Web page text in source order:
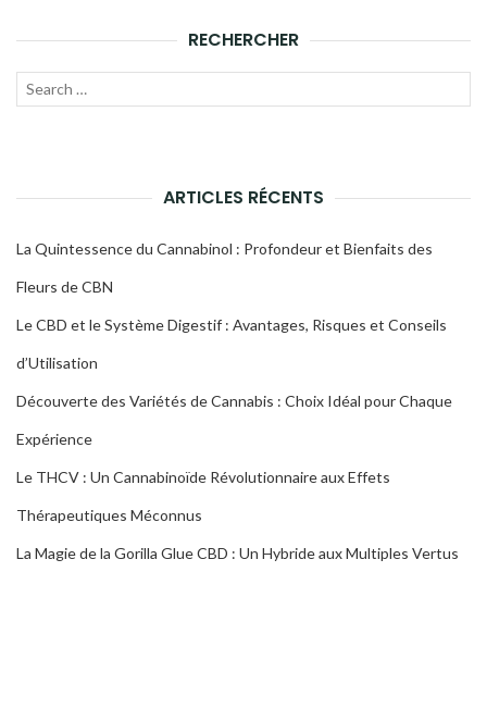
RECHERCHER
Recherche
ARTICLES RÉCENTS
La Quintessence du Cannabinol : Profondeur et Bienfaits des
Fleurs de CBN
Le CBD et le Système Digestif : Avantages, Risques et Conseils
d’Utilisation
Découverte des Variétés de Cannabis : Choix Idéal pour Chaque
Expérience
Le THCV : Un Cannabinoïde Révolutionnaire aux Effets
Thérapeutiques Méconnus
La Magie de la Gorilla Glue CBD : Un Hybride aux Multiples Vertus